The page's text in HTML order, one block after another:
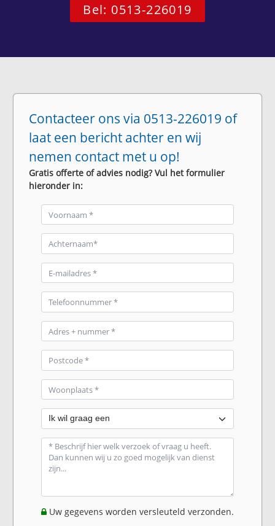
Bel: 0513-226019
Contacteer ons via 0513-226019 of
laat een bericht achter en wij
nemen contact met u op!
Gratis offerte of advies nodig? Vul het formulier
hieronder in:
Uw gegevens worden versleuteld verzonden.